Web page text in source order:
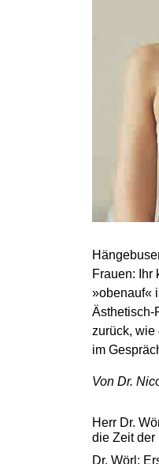
Frauen: Ihr
»obenauf«
Ästhetisch-
zurück, wie
im
Von Dr.
Herr Dr.
die Zeit der
Dr. Wörl: